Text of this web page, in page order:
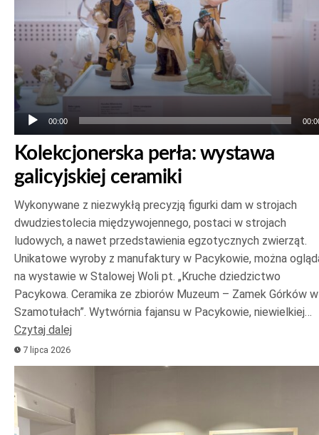
00:00
Kolekcjonerska perła: wystawa
galicyjskiej ceramiki
Wykonywane z niezwykłą precyzją figurki dam w strojach
dwudziestolecia międzywojennego, postaci w strojach
ludowych, a nawet przedstawienia egzotycznych zwierząt.
Unikatowe wyroby z manufaktury w Pacykowie, można
na wystawie w Stalowej Woli pt. „Kruche dziedzictwo
Pacykowa. Ceramika ze zbiorów Muzeum – Zamek Górków w
Szamotułach”. Wytwórnia fajansu w Pacykowie, niewielkiej…
Czytaj dalej
7 lipca 2026
Odtwarzacz
plików
dźwiękowych